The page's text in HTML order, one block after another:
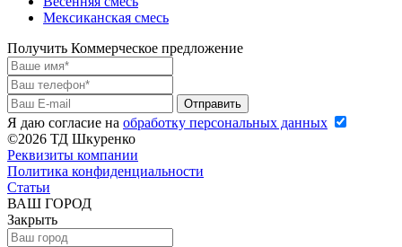
Мексиканская смесь
Получить Коммерческое предложение
Я даю согласие на обработку персональных данных
©2026 ТД Шкуренко
Реквизиты компании
Политика конфиденциальности
Статьи
ВАШ ГОРОД
Закрыть